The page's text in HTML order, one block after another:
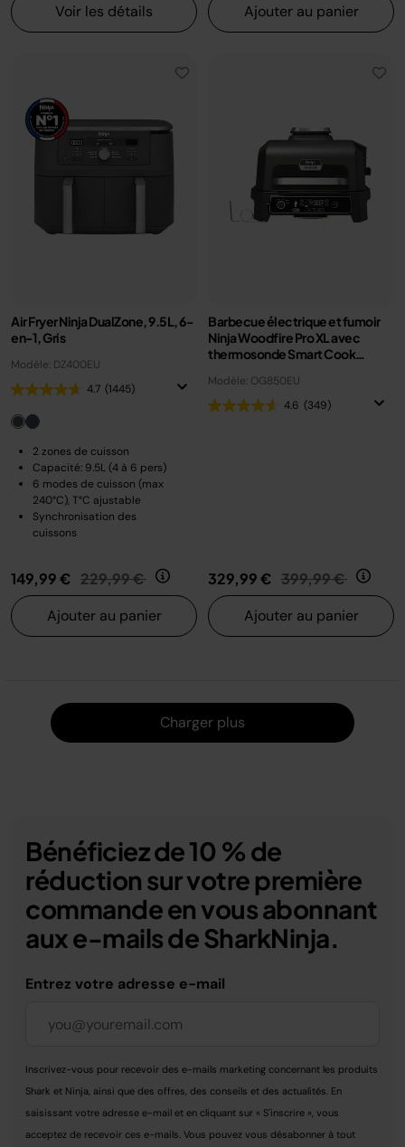
Voir les détails Ajouter au panier
Air Fryer Ninja DualZone, 9.5L, 6-
en-1, Gris
Modèle: DZ400EU
4.7 (1445)
2 zones de cuisson
Capacité: 9.5L (4 à 6 pers)
6 modes de cuisson (max
240°C), T°C ajustable
Synchronisation des
cuissons
149,99 € Prix réduit de
229,99 € au
Ajouter au panier
Barbecue électrique et fumoir
Ninja Woodfire Pro XL avec
thermosonde Smart Cook
Modèle: OG850EU
4.6 (349)
329,99 € Prix réduit de
399,99 € au
Ajouter au panier
Charger plus
Bénéficiez de 10 % de
réduction sur votre première
commande en vous abonnant
aux e-mails de SharkNinja.
Entrez votre adresse e-mail
Inscrivez-vous pour recevoir des e-mails marketing concernant les produits
Shark et Ninja, ainsi que des offres, des conseils et des actualités. En
saisissant votre adresse e-mail et en cliquant sur « S'inscrire », vous
acceptez de recevoir ces e-mails. Vous pouvez vous désabonner à tout